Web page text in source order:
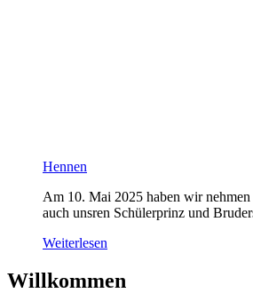
Hennen
Am 10. Mai 2025 haben wir
auch unsren Schülerprinz und
Weiterlesen
Willkommen